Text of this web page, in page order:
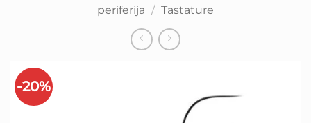
periferija / Tastature
-20%